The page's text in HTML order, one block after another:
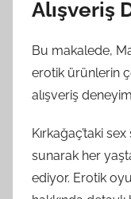
Alışveriş
Bu makalede,
erotik ürünlerin
alışveriş
Kırkağaç’taki
sunarak her
ediyor. Erotik